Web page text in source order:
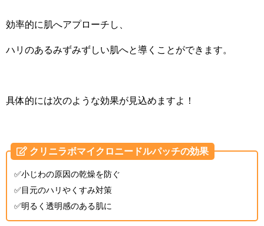
効率的に肌へアプローチし、
ハリのあるみずみずしい肌へと導くことができます。
具体的には次のような効果が見込めますよ！
クリニラボマイクロニードルパッチの効果
✅小じわの原因の乾燥を防ぐ
✅目元のハリやくすみ対策
✅明るく透明感のある肌に